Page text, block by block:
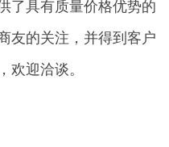
了具有质量价格优势的
友的关注，并得到客户
欢迎洽谈。